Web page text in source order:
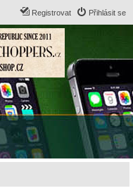
Přihlásit se
Registrovat